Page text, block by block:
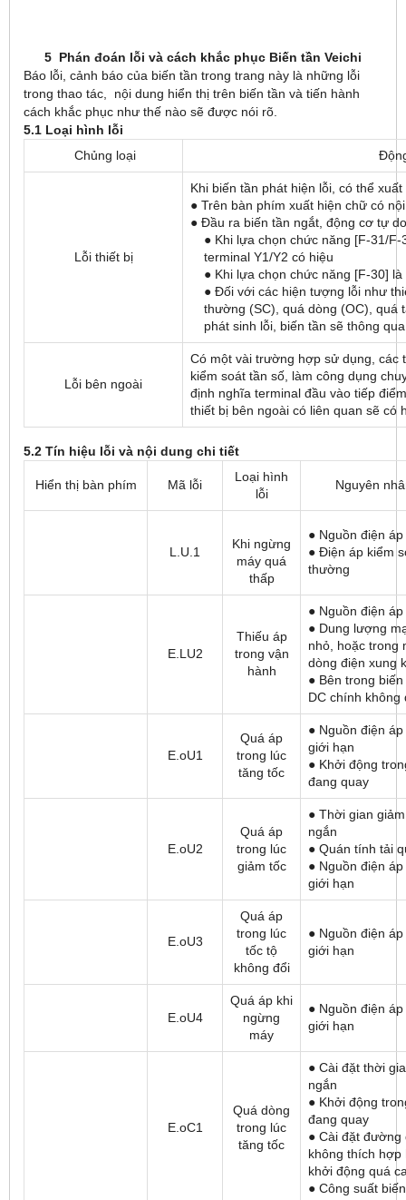
5 Phán đoán lỗi và cách khắc phục Biến tần Veichi
Báo lỗi, cảnh báo của biến tần trong trang này là những lỗi
trong thao tác, nội dung hiển thị trên biến tần và tiến hành
cách khắc phục như thế nào sẽ được nói rõ.
5.1 Loại hình lỗi
Chủng loại
Lỗi thiết bị
Khi biến tần phát hiện lỗi, có thể
● Trên bàn phím xuất hiện chữ có
● Đầu ra biến tần ngắt, động cơ tự
● Khi lựa chọn chức năng [F-31/
terminal Y1/Y2 có hiệu
● Khi lựa chọn chức năng [F-30]
● Đối với các hiện tượng lỗi như
thường (SC), quá dòng (OC), quá
phát sinh lỗi, biến tần sẽ thông
Lỗi bên ngoài
Có một vài trường hợp sử dụng, các
kiểm soát tần số, làm công dụng
định nghĩa terminal đầu vào tiếp
thiết bị bên ngoài có liên quan sẽ có
5.2 Tín hiệu lỗi và nội dung chi tiết
Hiển thị bàn phím Mã lỗi
Loại hình
lỗi
Nguyên
L.U.1
Khi ngừng
máy quá
thấp
● Nguồn điện
● Điện áp kiểm
thường
E.LU2
Thiếu áp
trong vận
hành
● Nguồn điện
● Dung lượng
nhỏ, hoặc trong
dòng điện xung
● Bên trong
DC chính không
E.oU1
Quá áp
trong lúc
tăng tốc
● Nguồn điện
giới hạn
● Khởi động
đang quay
E.oU2
Quá áp
trong lúc
giảm tốc
● Thời gian
ngắn
● Quán tính tải
● Nguồn điện
giới hạn
E.oU3
Quá áp
trong lúc
tốc tộ
không đổi
● Nguồn điện
giới hạn
E.oU4
Quá áp khi
ngừng
máy
● Nguồn điện
giới hạn
E.oC1
Quá dòng
trong lúc
tăng tốc
● Cài đặt thời
ngắn
● Khởi động
đang quay
● Cài đặt đường
không thích hợp
khởi động quá
● Công suất